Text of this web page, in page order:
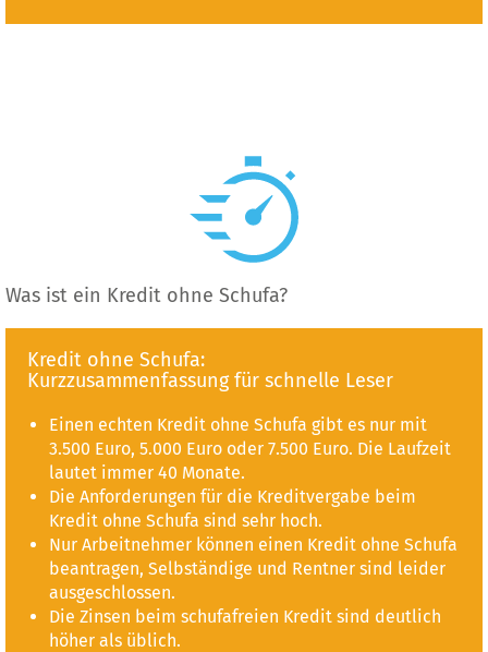
Was ist ein Kredit ohne Schufa?
Kredit ohne Schufa:
Kurzzusammenfassung für schnelle Leser
Einen echten Kredit ohne Schufa gibt es nur mit
3.500 Euro, 5.000 Euro oder 7.500 Euro. Die Laufzeit
lautet immer 40 Monate.
Die Anforderungen für die Kreditvergabe beim
Kredit ohne Schufa sind sehr hoch.
Nur Arbeitnehmer können einen Kredit ohne Schufa
beantragen, Selbständige und Rentner sind leider
ausgeschlossen.
Die Zinsen beim schufafreien Kredit sind deutlich
höher als üblich.